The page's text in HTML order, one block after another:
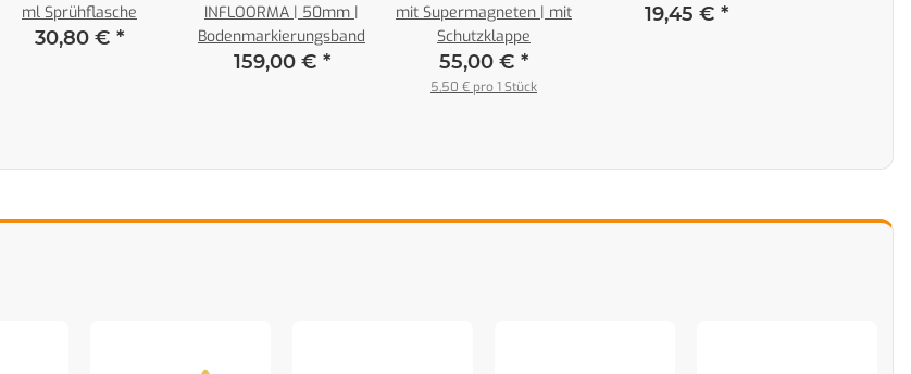
ml Sprühflasche
30,80 € *
INFLOORMA | 50mm |
Bodenmarkierungsband
159,00 € *
mit Supermagneten | mit
Schutzklappe
55,00 € *
5,50 € pro 1 Stück
19,45 € *